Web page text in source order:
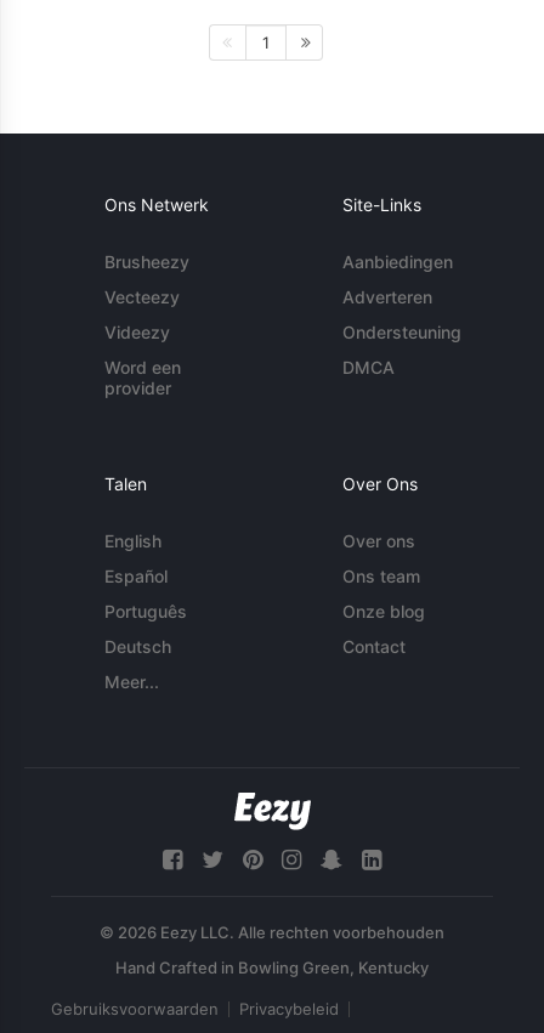
1
Ons Netwerk
Brusheezy
Vecteezy
Videezy
Word een
provider
Site-Links
Aanbiedingen
Adverteren
Ondersteuning
DMCA
Talen
English
Español
Português
Deutsch
Meer...
Over Ons
Over ons
Ons team
Onze blog
Contact
© 2026 Eezy LLC. Alle rechten voorbehouden
Gebruiksvoorwaarden Privacybeleid